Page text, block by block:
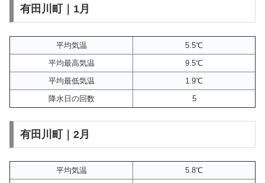
有田川町｜1月
平均気温
5.5℃
平均最高気温
9.5℃
平均最低気温
1.9℃
降水日の回数
5
有田川町｜2月
平均気温
5.8℃